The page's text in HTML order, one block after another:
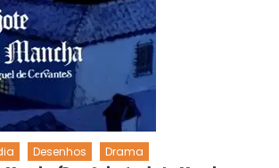
Desenhos Drama